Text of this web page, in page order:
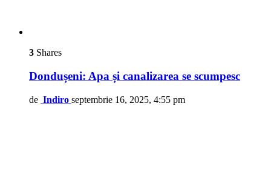
3 Shares
Dondușeni: Apa și canalizarea se scumpesc
de Indiro septembrie 16, 2025, 4:55 pm